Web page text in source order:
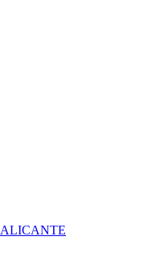
ALICANTE